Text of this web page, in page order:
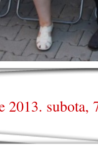
2013. subota,